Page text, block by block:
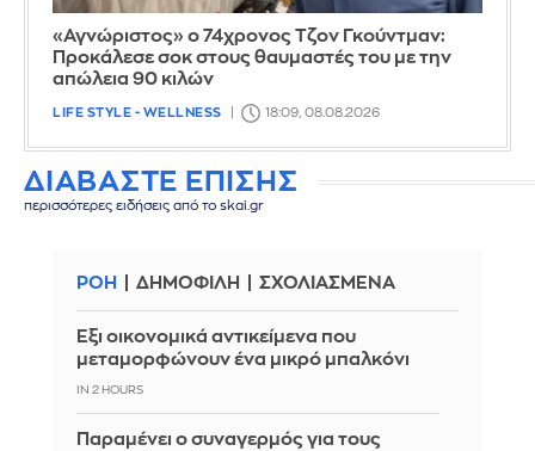
«Αγνώριστος» ο 74χρονος Τζον Γκούντμαν:
Προκάλεσε σοκ στους θαυμαστές του με την
απώλεια 90 κιλών
LIFE STYLE - WELLNESS 18:09, 08.08.2026
ΔΙΑΒΑΣΤΕ ΕΠΙΣΗΣ
περισσότερες ειδήσεις από το skai.gr
ΡΟΗ ΔΗΜΟΦΙΛΗ ΣΧΟΛΙΑΣΜΕΝΑ
Έξι οικονομικά αντικείμενα που
μεταμορφώνουν ένα μικρό μπαλκόνι
IN 2 HOURS
Παραμένει ο συναγερμός για τους